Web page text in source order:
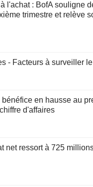
l'achat : BofA souligne
trimestre et relève
- Facteurs à surveiller
en hausse au
d'affaires
net ressort à 725